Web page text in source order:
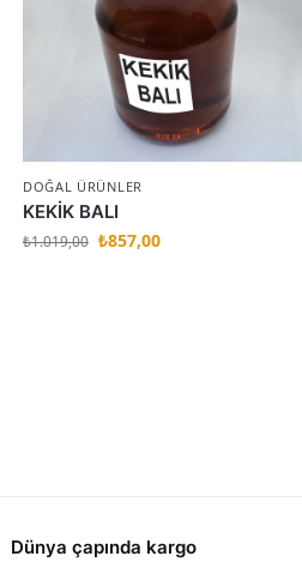
DOĞAL ÜRÜNLER
KEKİK BALI
₺1.019,00 ₺857,00
Dünya çapında kargo